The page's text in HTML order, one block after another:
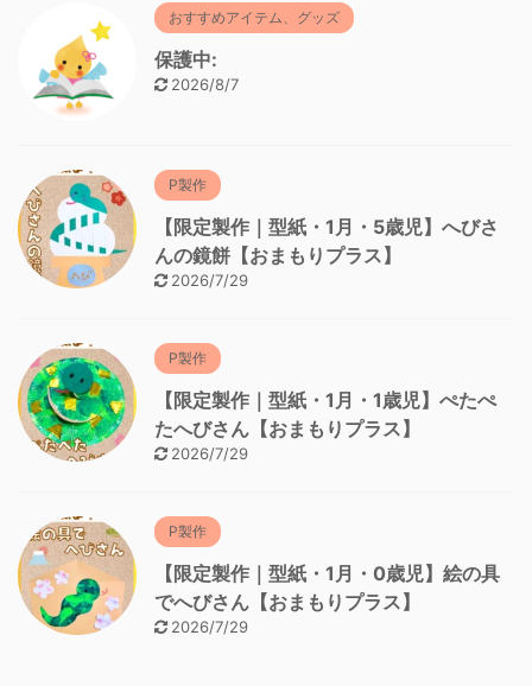
おすすめアイテム、グッズ
保護中:
2026/8/7
P製作
【限定製作｜型紙・1月・5歳児】へびさ
んの鏡餅【おまもりプラス】
2026/7/29
P製作
【限定製作｜型紙・1月・1歳児】ぺたぺ
たへびさん【おまもりプラス】
2026/7/29
P製作
【限定製作｜型紙・1月・0歳児】絵の具
でへびさん【おまもりプラス】
2026/7/29